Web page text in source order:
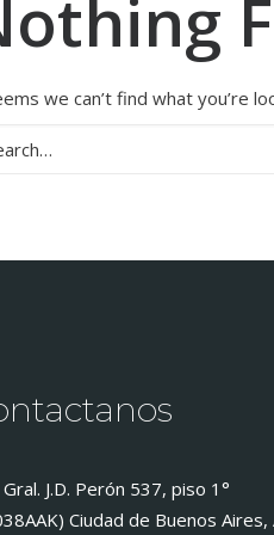
we can’t find what you’re
J.D. Perón 537, piso 1°
Ciudad de Buenos